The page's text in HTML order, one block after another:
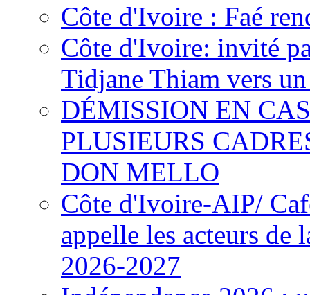
Côte d'Ivoire : Faé
Côte d'Ivoire: invité
Tidjane Thiam vers
DÉMISSION EN
PLUSIEURS
DON MELLO
Côte d'Ivoire-AIP/
appelle les acteurs de
2026-2027